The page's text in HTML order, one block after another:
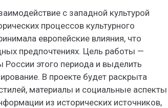
с западной культурой
процессов культурного
европейские влияния, что
предпочтениях. Цель работы —
этого периода и выделить
В проекте будет раскрыта
материалы и социальные аспекты
из исторических источников,